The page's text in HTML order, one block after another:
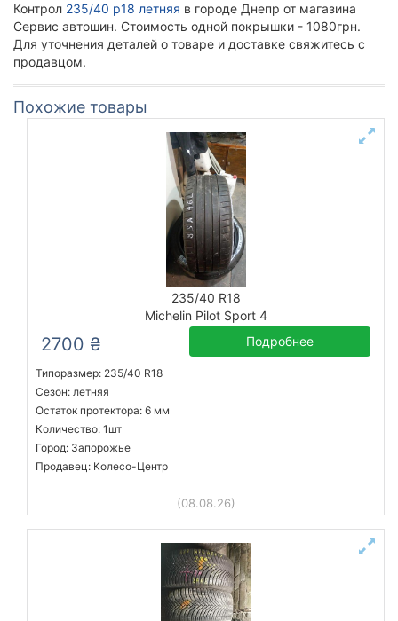
Контрол 235/40 р18 летняя в городе Днепр от магазина
Сервис автошин. Стоимость одной покрышки - 1080грн.
Для уточнения деталей о товаре и доставке свяжитесь с
продавцом.
Похожие товары
235/40 R18
Michelin Pilot Sport 4
2700 ₴ Подробнее
Типоразмер: 235/40 R18
Сезон: летняя
Остаток протектора: 6 мм
Количество: 1шт
Город: Запорожье
Продавец: Колесо-Центр
(08.08.26)